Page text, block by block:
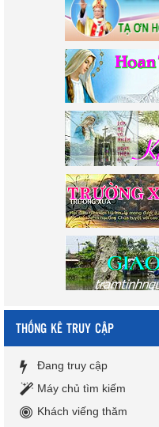
THỐNG KÊ TRUY CẬP
Đang truy cập
Máy chủ tìm kiếm
Khách viếng thăm